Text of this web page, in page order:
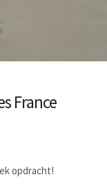
France
opdracht!